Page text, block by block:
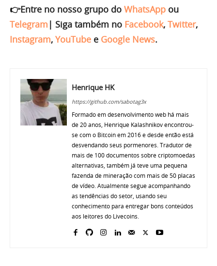
👉Entre no nosso grupo do WhatsApp ou
Telegram | Siga também no Facebook, Twitter,
Instagram, YouTube e Google News.
Henrique HK
https://github.com/sabotag3x
Formado em desenvolvimento web há mais
de 20 anos, Henrique Kalashnikov encontrou-
se com o Bitcoin em 2016 e desde então está
desvendando seus pormenores. Tradutor de
mais de 100 documentos sobre criptomoedas
alternativas, também já teve uma pequena
fazenda de mineração com mais de 50 placas
de vídeo. Atualmente segue acompanhando
as tendências do setor, usando seu
conhecimento para entregar bons conteúdos
aos leitores do Livecoins.